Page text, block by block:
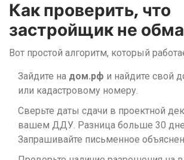
Как проверить, что
застройщик не
Вот простой алгоритм, который
Зайдите на дом.рф и найдите свой
или кадастровому номеру.
Сверьте даты сдачи в проектной
вашем ДДУ. Разница больше 30
Запрашивайте письменное